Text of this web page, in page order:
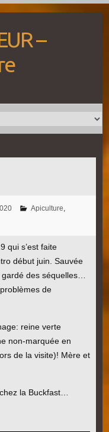
–
Apiculture,
qui s’est faite
début juin. Sauvée
des séquelles…
de
reine verte
non-marquée en
de la visite)! Mère et
la Buckfast…